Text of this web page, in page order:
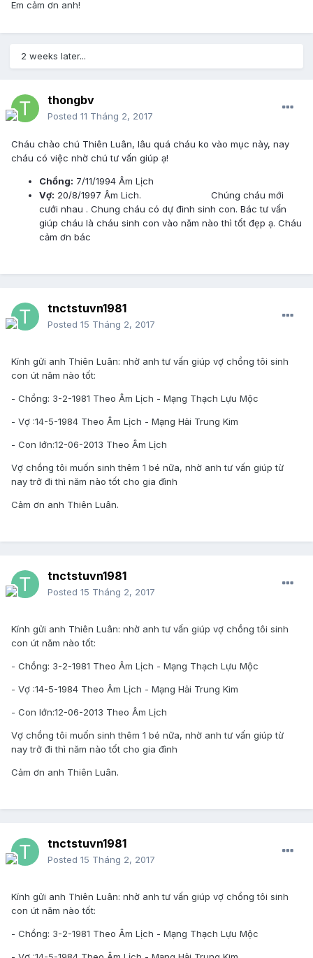
Em cảm ơn anh!
2 weeks later...
thongbv
Posted 11 Tháng 2, 2017
Cháu chào chú Thiên Luân, lâu quá cháu ko vào mục này, nay
cháu có việc nhờ chú tư vấn giúp ạ!
Chồng: 7/11/1994 Âm Lịch
Vợ: 20/8/1997 Âm Lich. Chúng cháu mới
cưới nhau . Chung cháu có dự đinh sinh con. Bác tư vấn
giúp cháu là cháu sinh con vào năm nào thì tốt đẹp ạ. Cháu
cảm ơn bác
tnctstuvn1981
Posted 15 Tháng 2, 2017
Kính gửi anh Thiên Luân: nhờ anh tư vấn giúp vợ chồng tôi sinh
con út năm nào tốt:
- Chồng: 3-2-1981 Theo Âm Lịch - Mạng Thạch Lựu Mộc
- Vợ :14-5-1984 Theo Âm Lịch - Mạng Hải Trung Kim
- Con lớn:12-06-2013 Theo Âm Lịch
Vợ chồng tôi muốn sinh thêm 1 bé nữa, nhờ anh tư vấn giúp từ
nay trở đi thì năm nào tốt cho gia đình
Cảm ơn anh Thiên Luân.
tnctstuvn1981
Posted 15 Tháng 2, 2017
Kính gửi anh Thiên Luân: nhờ anh tư vấn giúp vợ chồng tôi sinh
con út năm nào tốt:
- Chồng: 3-2-1981 Theo Âm Lịch - Mạng Thạch Lựu Mộc
- Vợ :14-5-1984 Theo Âm Lịch - Mạng Hải Trung Kim
- Con lớn:12-06-2013 Theo Âm Lịch
Vợ chồng tôi muốn sinh thêm 1 bé nữa, nhờ anh tư vấn giúp từ
nay trở đi thì năm nào tốt cho gia đình
Cảm ơn anh Thiên Luân.
tnctstuvn1981
Posted 15 Tháng 2, 2017
Kính gửi anh Thiên Luân: nhờ anh tư vấn giúp vợ chồng tôi sinh
con út năm nào tốt:
- Chồng: 3-2-1981 Theo Âm Lịch - Mạng Thạch Lựu Mộc